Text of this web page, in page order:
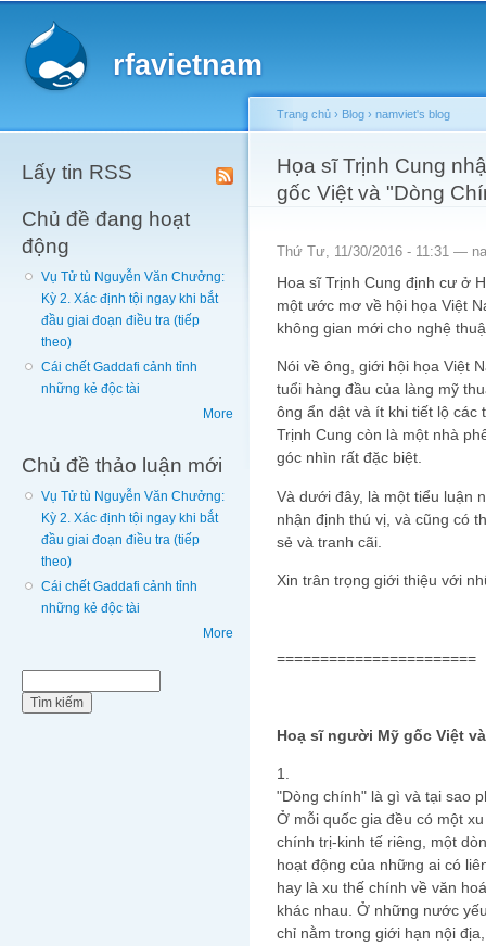
rfavietnam
Lấy tin RSS
Chủ đề đang hoạt
động
Vụ Tử tù Nguyễn Văn Chưởng:
Kỳ 2. Xác định tội ngay khi bắt
đầu giai đoạn điều tra (tiếp
theo)
Cái chết Gaddafi cảnh tỉnh
những kẻ độc tài
More
Chủ đề thảo luận mới
Vụ Tử tù Nguyễn Văn Chưởng:
Kỳ 2. Xác định tội ngay khi bắt
đầu giai đoạn điều tra (tiếp
theo)
Cái chết Gaddafi cảnh tỉnh
những kẻ độc tài
More
You are here
Trang chủ › Blog › namviet's blog
Họa sĩ Trịnh Cung
gốc Việt và "Dòng
Thứ Tư, 11/30/2016 - 11:31 —
Hoa sĩ Trịnh Cung định cư ở
một ước mơ về hội họa Việt
không gian mới cho nghệ
Nói về ông, giới hội họa Việt
tuổi hàng đầu của làng mỹ
ông ẩn dật và ít khi tiết lộ các
Trịnh Cung còn là một nhà
góc nhìn rất đặc biệt.
Và dưới đây, là một tiểu luận
nhận định thú vị, và cũng có
sẻ và tranh cãi.
Xin trân trọng giới thiệu với
=======================
Hoạ sĩ người Mỹ gốc Việt
1.
"Dòng chính" là gì và tại sao
Ở mỗi quốc gia đều có một
chính trị-kinh tế riêng, một
hoạt động của những ai có
hay là xu thế chính về văn
khác nhau. Ở những nước
chỉ nằm trong giới hạn nội